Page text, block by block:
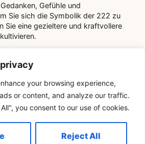
your browsing experience,
or content, and analyze our traffic.
you consent to our use of cookies.
Reject All
Gefühle und
Sie sich die Symbolik der 222 zu
Sie eine gezieltere und kraftvollere
Routine einbeziehen, können
Denken Sie daran, dass 222 keine
ein Wegweiser, der zu stetigem
Vertrauen ermutigt. Wenn
integrieren, werden Sie
dass Ihre Manifestationsreise
erfolgreicher wird.